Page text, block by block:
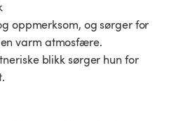
oppmerksom, og sørger for
varm atmosfære.
blikk sørger hun for